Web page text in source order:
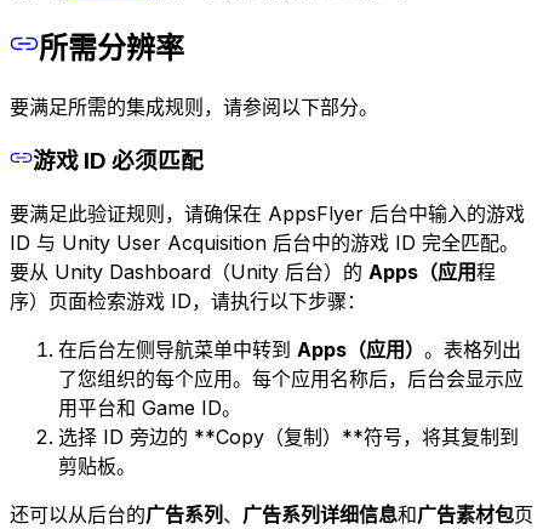
所需分辨率
要满足所需的集成规则，请参阅以下部分。
游戏 ID 必须匹配
要满足此验证规则，请确保在 AppsFlyer 后台中输入的游戏
ID 与 Unity User Acquisition 后台中的游戏 ID 完全匹配。
要从 Unity Dashboard（Unity 后台）的 Apps（应用程
序）页面检索游戏 ID，请执行以下步骤：
在后台左侧导航菜单中转到 Apps（应用） 。表格列出
了您组织的每个应用。每个应用名称后，后台会显示应
用平台和 Game ID。
选择 ID 旁边的 **Copy（复制）**符号，将其复制到
剪贴板。
还可以从后台的广告系列 、 广告系列详细信息和广告素材包页